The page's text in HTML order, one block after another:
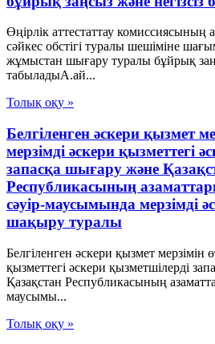
Өңірлік аттестаттау комиссиясының
сәйкес обстігі туралы шешіміне
жұмыстан шығару туралы бұйрық
табыладыА.ай...
Толық оқу »
Белгіленген әскери қызмет
мерзімді әскери қызметтегі
запасқа шығару және
Республикасының
сәуір-маусымында мерзімді
шақыру туралы
Белгіленген әскери қызмет мерзімін
қызметтегі әскери қызметшілерді
Қазақстан Республикасының
маусымы...
Толық оқу »